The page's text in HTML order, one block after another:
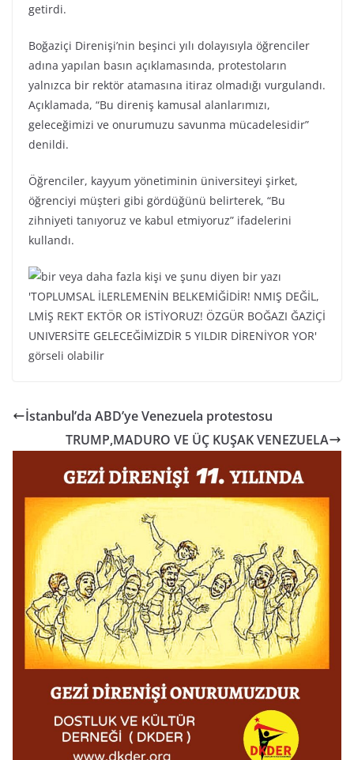
getirdi.
Boğaziçi Direnişi’nin beşinci yılı dolayısıyla öğrenciler
adına yapılan basın açıklamasında, protestoların
yalnızca bir rektör atamasına itiraz olmadığı vurgulandı.
Açıklamada, “Bu direniş kamusal alanlarımızı,
geleceğimizi ve onurumuzu savunma mücadelesidir”
denildi.
Öğrenciler, kayyum yönetiminin üniversiteyi şirket,
öğrenciyi müşteri gibi gördüğünü belirterek, “Bu
zihniyeti tanıyoruz ve kabul etmiyoruz” ifadelerini
kullandı.
İstanbul’da ABD’ye Venezuela protestosu
TRUMP,MADURO VE ÜÇ KUŞAK VENEZUELA